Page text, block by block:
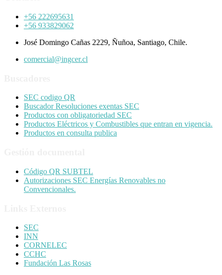
+56 222695631
+56 933829062
José Domingo Cañas 2229, Ñuñoa, Santiago, Chile.
comercial@ingcer.cl
SEC codigo QR
Buscador Resoluciones exentas SEC
Productos con obligatoriedad SEC
Productos Eléctricos y Combustibles que entran en vigencia.
Productos en consulta publica
Código QR SUBTEL
Autorizaciones SEC Energías Renovables no
Convencionales.
SEC
INN
CORNELEC
CCHC
Fundación Las Rosas